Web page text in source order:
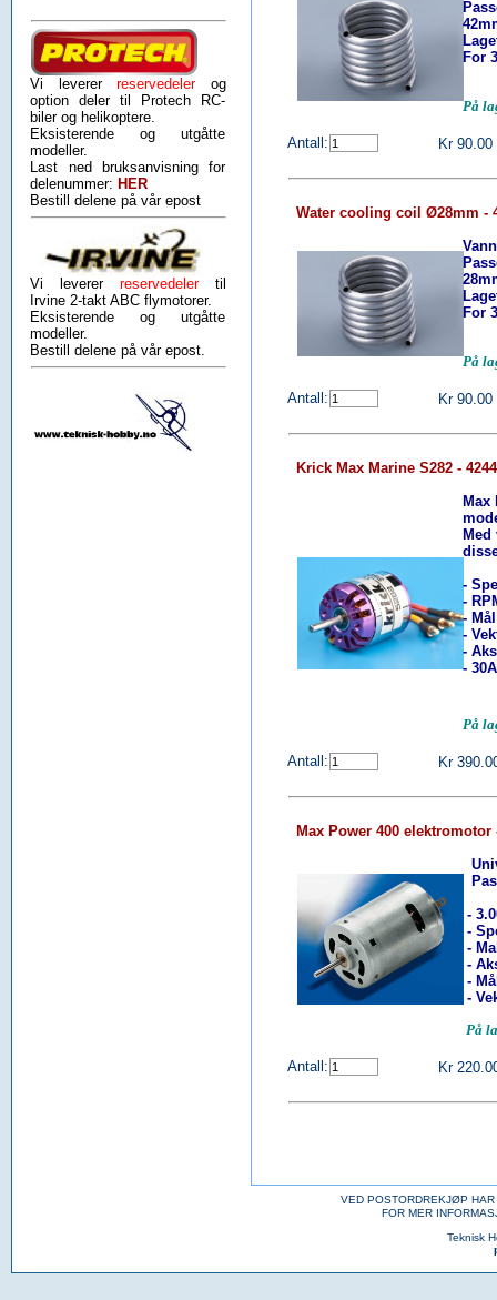
Vi levererreservedelerog
option deler til Protech RC-
biler og helikoptere.
Eksisterende og utgåtte
modeller.
Last ned bruksanvisning for
delenummer: HER
Bestill delene på vår epost
Vi leverer reservedelertil
Irvine 2-takt ABC flymotorer.
Eksisterende og utgåtte
modeller.
Bestill delene på vår epost.
For
På
Antall: Kr 90.00
Water cooling coil Ø28mm -
For
På
Antall: Kr 90.00
Krick Max Marine S282 -
Max
-
-
-
-
-
-
På
Antall: Kr
Max Power 400 elektromotor
-
-
-
-
-
-
På
Antall: Kr
VED POSTORDREKJØP
FOR MER
Teknisk